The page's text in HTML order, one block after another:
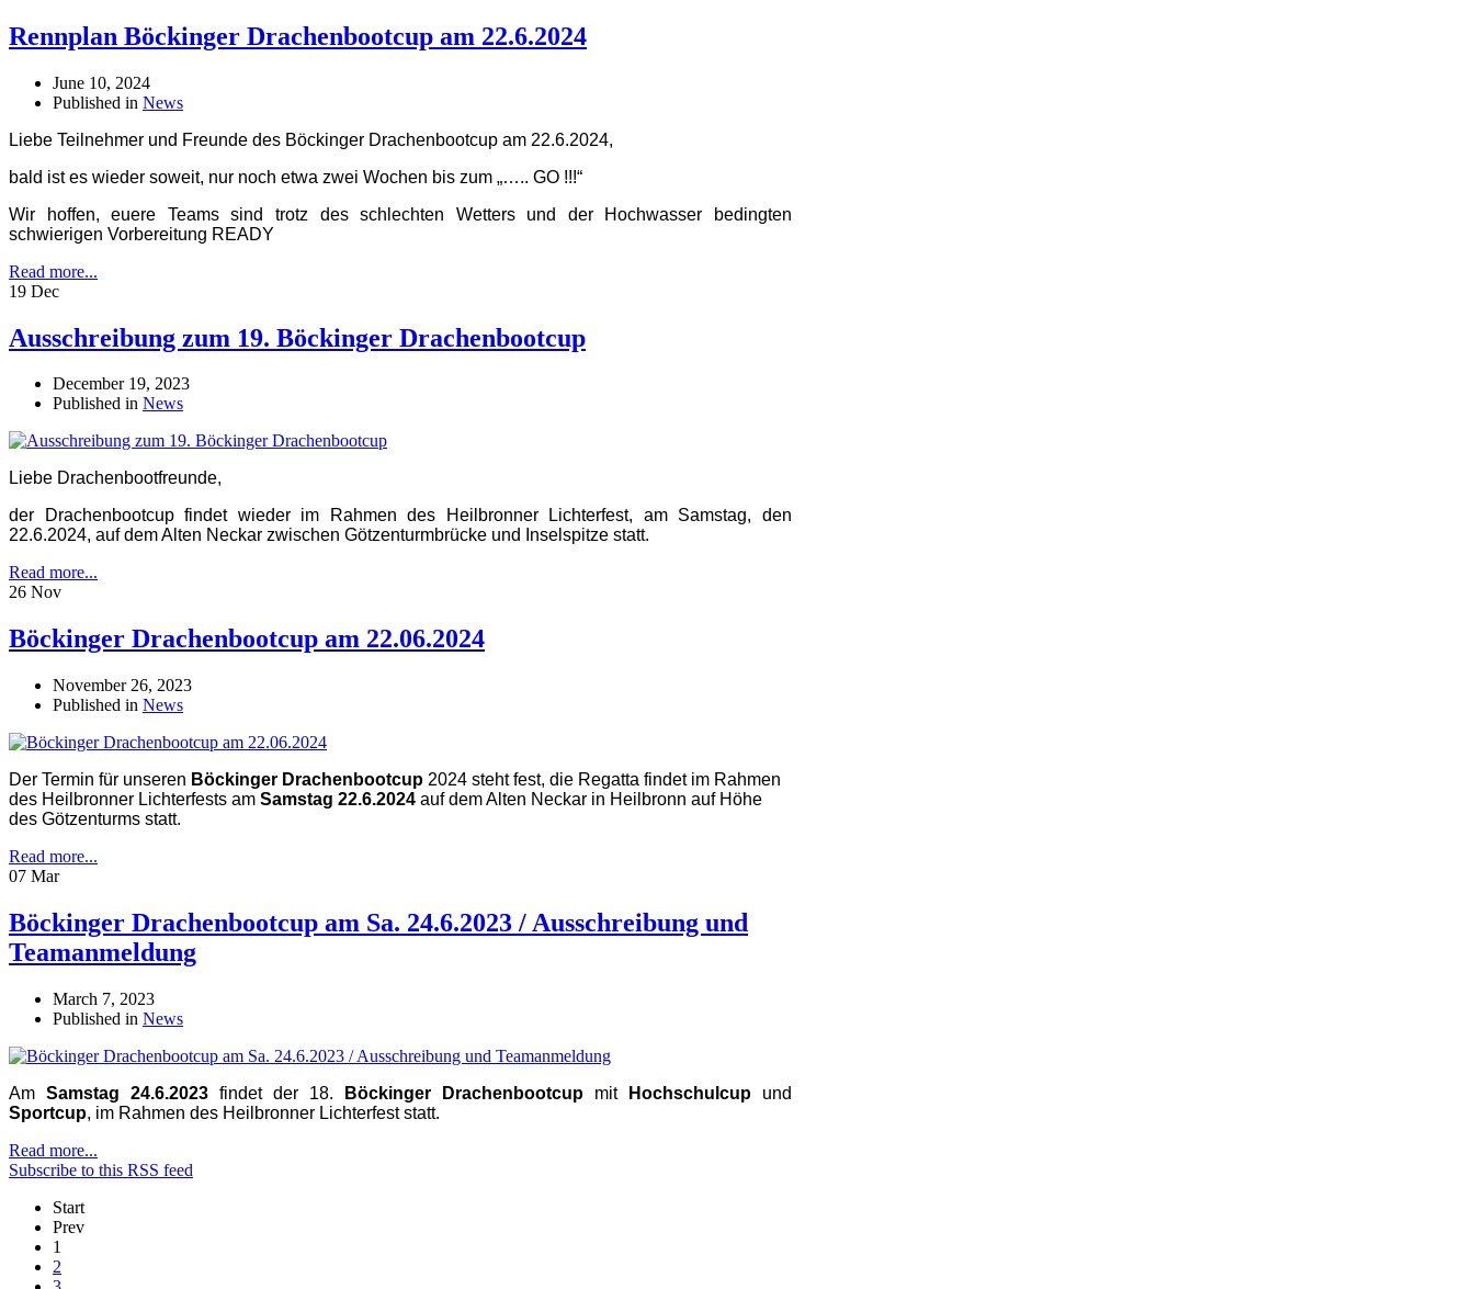
Rennplan Böckinger Drachenbootcup am 22.6.2024
June 10, 2024
Published in News
Liebe Teilnehmer und Freunde des Böckinger Drachenbootcup am 22.6.2024,
bald ist es wieder soweit, nur noch etwa zwei Wochen bis zum „….. GO !!!“
Wir hoffen, euere Teams sind trotz des schlechten Wetters und der Hochwasser bedingten
schwierigen Vorbereitung READY
Read more...
19 Dec
Ausschreibung zum 19. Böckinger Drachenbootcup
December 19, 2023
Published in News
Liebe Drachenbootfreunde,
der Drachenbootcup findet wieder im Rahmen des Heilbronner Lichterfest, am Samstag, den
22.6.2024, auf dem Alten Neckar zwischen Götzenturmbrücke und Inselspitze statt.
Read more...
26 Nov
Böckinger Drachenbootcup am 22.06.2024
November 26, 2023
Published in News
Der Termin für unseren Böckinger Drachenbootcup 2024 steht fest, die Regatta findet im Rahmen
des Heilbronner Lichterfests am Samstag 22.6.2024 auf dem Alten Neckar in Heilbronn auf Höhe
des Götzenturms statt.
Read more...
07 Mar
Böckinger Drachenbootcup am Sa. 24.6.2023 / Ausschreibung und
Teamanmeldung
March 7, 2023
Published in News
Am Samstag 24.6.2023 findet der 18. Böckinger Drachenbootcup mit Hochschulcup und
Sportcup, im Rahmen des Heilbronner Lichterfest statt.
Read more...
Subscribe to this RSS feed
Start
Prev
1
2